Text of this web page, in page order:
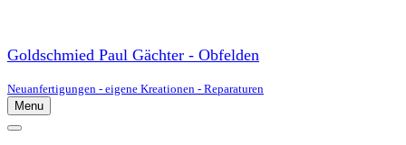
Goldschmied Paul Gächter - Obfelden
Neuanfertigungen - eigene Kreationen - Reparaturen
Menu
Navigationsmenü
Navigationsmenü